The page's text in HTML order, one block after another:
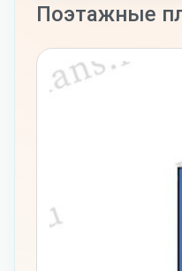
Поэтажные